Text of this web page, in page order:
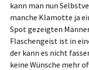
kann man nun
manche Klamotte ja
Spot gezeigten
Flaschengeist ist in
der kann es nicht
keine Wünsche mehr